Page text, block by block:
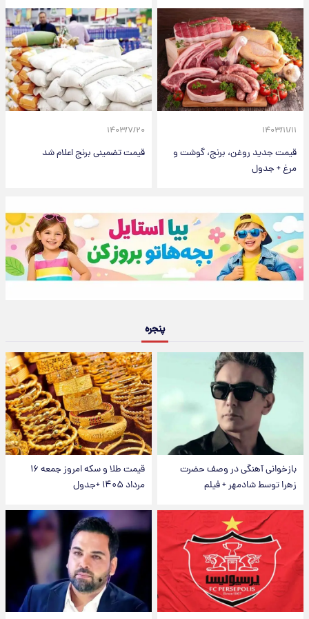
۱۴۰۳/۱۱/۱۱
قیمت جدید روغن، برنج، گوشت و
مرغ + جدول
۱۴۰۳/۷/۲۰
قیمت تضمینی برنج اعلام شد
پنجره
بازخوانی آهنگی در وصف حضرت
زهرا توسط شادمهر + فیلم
قیمت طلا و سکه امروز جمعه ۱۶
مرداد ۱۴۰۵ +جدول